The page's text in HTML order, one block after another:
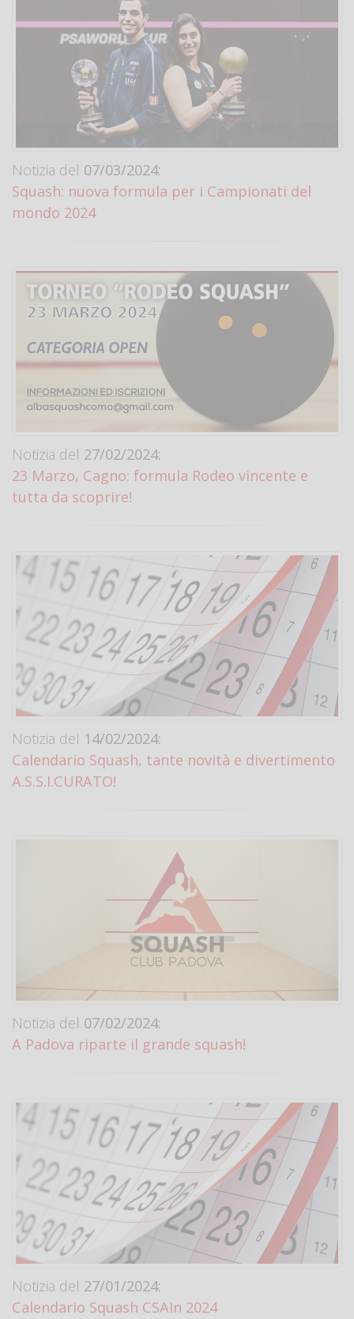
Notizia del 07/03/2024:
Squash: nuova formula per i Campionati del
mondo 2024
Notizia del 27/02/2024:
23 Marzo, Cagno: formula Rodeo vincente e
tutta da scoprire!
Notizia del 14/02/2024:
Calendario Squash, tante novità e divertimento
A.S.S.I.CURATO!
Notizia del 07/02/2024:
A Padova riparte il grande squash!
Notizia del 27/01/2024:
Calendario Squash CSAIn 2024